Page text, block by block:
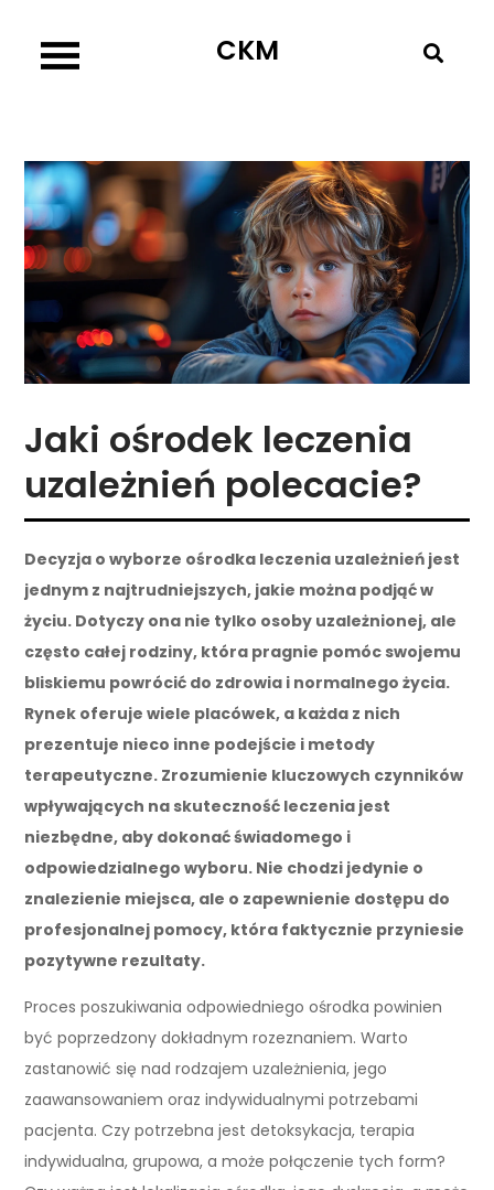
content
CKM
Jaki ośrodek leczenia
uzależnień polecacie?
Decyzja o wyborze ośrodka leczenia uzależnień jest
jednym z najtrudniejszych, jakie można podjąć w
życiu. Dotyczy ona nie tylko osoby uzależnionej, ale
często całej rodziny, która pragnie pomóc swojemu
bliskiemu powrócić do zdrowia i normalnego życia.
Rynek oferuje wiele placówek, a każda z nich
prezentuje nieco inne podejście i metody
terapeutyczne. Zrozumienie kluczowych czynników
wpływających na skuteczność leczenia jest
niezbędne, aby dokonać świadomego i
odpowiedzialnego wyboru. Nie chodzi jedynie o
znalezienie miejsca, ale o zapewnienie dostępu do
profesjonalnej pomocy, która faktycznie przyniesie
pozytywne rezultaty.
Proces poszukiwania odpowiedniego ośrodka powinien
być poprzedzony dokładnym rozeznaniem. Warto
zastanowić się nad rodzajem uzależnienia, jego
zaawansowaniem oraz indywidualnymi potrzebami
pacjenta. Czy potrzebna jest detoksykacja, terapia
indywidualna, grupowa, a może połączenie tych form?